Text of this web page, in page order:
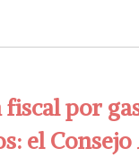
por
el